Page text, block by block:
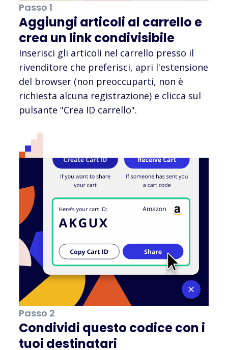
Passo 1
Aggiungi articoli al carrello e
crea un link condivisibile
Inserisci gli articoli nel carrello presso il
rivenditore che preferisci, apri l'estensione
del browser (non preoccuparti, non è
richiesta alcuna registrazione) e clicca sul
pulsante "Crea ID carrello".
Passo 2
Condividi questo codice con i
tuoi destinatari